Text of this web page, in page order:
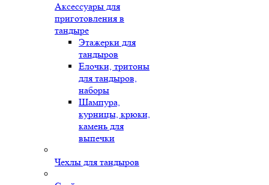
Аксессуары для
приготовления в
тандыре
Этажерки для
тандыров
Елочки, тритоны
для тандыров,
наборы
Шампура,
курницы, крюки,
камень для
выпечки
Чехлы для тандыров